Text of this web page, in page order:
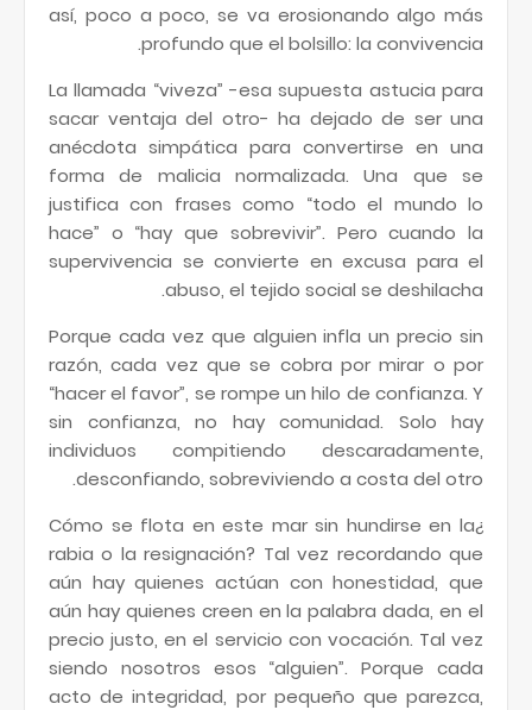
así, poco a poco, se va erosionando algo más
profundo que el bolsillo: la convivencia.
La llamada “viveza” -esa supuesta astucia para
sacar ventaja del otro- ha dejado de ser una
anécdota simpática para convertirse en una
forma de malicia normalizada. Una que se
justifica con frases como “todo el mundo lo
hace” o “hay que sobrevivir”. Pero cuando la
supervivencia se convierte en excusa para el
abuso, el tejido social se deshilacha.
Porque cada vez que alguien infla un precio sin
razón, cada vez que se cobra por mirar o por
“hacer el favor”, se rompe un hilo de confianza. Y
sin confianza, no hay comunidad. Solo hay
individuos compitiendo descaradamente,
desconfiando, sobreviviendo a costa del otro.
¿Cómo se flota en este mar sin hundirse en la
rabia o la resignación? Tal vez recordando que
aún hay quienes actúan con honestidad, que
aún hay quienes creen en la palabra dada, en el
precio justo, en el servicio con vocación. Tal vez
siendo nosotros esos “alguien”. Porque cada
acto de integridad, por pequeño que parezca,